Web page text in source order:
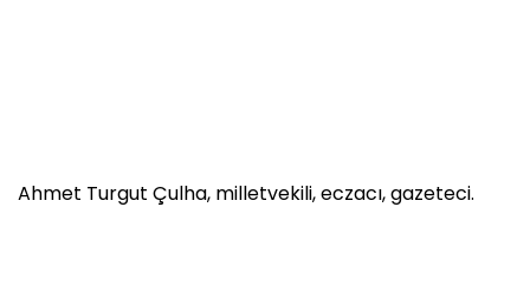
Ahmet Turgut Çulha, milletvekili, eczacı, gazeteci.